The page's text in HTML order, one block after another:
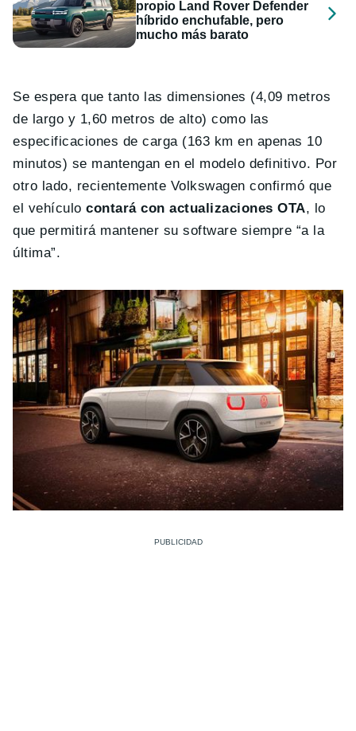
propio Land Rover Defender
híbrido enchufable, pero
mucho más barato
Se espera que tanto las dimensiones (4,09 metros
de largo y 1,60 metros de alto) como las
especificaciones de carga (163 km en apenas 10
minutos) se mantengan en el modelo definitivo. Por
otro lado, recientemente Volkswagen confirmó que
el vehículocontará con actualizaciones OTA, lo
que permitirá mantener su software siempre “a la
última”.